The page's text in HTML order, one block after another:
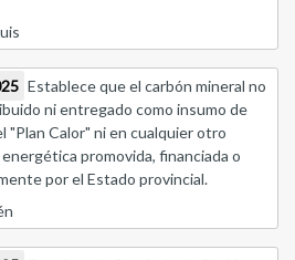
Establece que el carbón mineral no
ni entregado como insumo de
"Plan Calor" ni en cualquier otro
promovida, financiada o
por el Estado provincial.